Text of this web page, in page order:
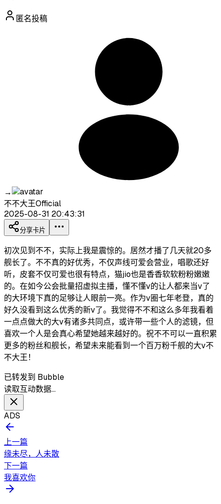
匿名投稿
→
不不大王Official
2025-08-31 20:43:31
分享卡片
初次见到不不，实际上我是震惊的。居然才播了几天就20多
舰长了。不不真的好优秀，不仅声线可爱会营业，唱歌还好
听，皮套不仅可爱也很有特点，猫jio也是香香软软粉粉嫩嫩
的。在如今公会批量招虚拟主播，懂不懂v的让人都来当v了
的大环境下真的足够让人眼前一亮。作为v圈七年老登，真的
好久没看到这么优秀的新v了。我觉得不不和这么多年我看着
一点点做大的大v有诸多共同点，或许带一些个人的滤镜，但
喜欢一个人是会真心希望她越来越好的。祝不不可以一直积累
更多的粉丝和舰长，希望未来能看到一个百万粉千舰的大v不
不大王！
已转发到 Bubble
读取互动数据…
ADS
上一篇
缘未尽，人未散
下一篇
我喜欢你